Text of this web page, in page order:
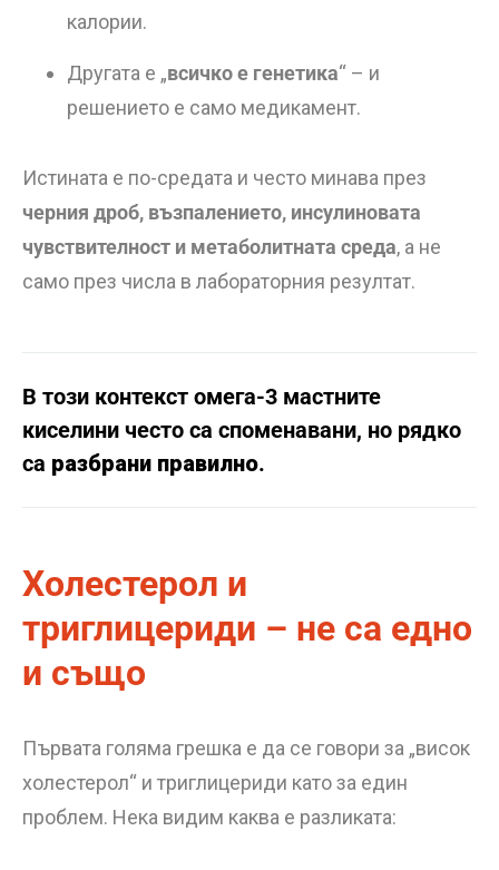
калории.
Другата е „всичко е генетика“ – и
решението е само медикамент.
Истината е по-средата и често минава през
черния дроб, възпалението, инсулиновата
чувствителност и метаболитната среда, а не
само през числа в лабораторния резултат.
В този контекст омега-3 мастните
киселини често са споменавани, но рядко
са разбрани правилно.
Холестерол и
триглицериди – не са едно
и също
Първата голяма грешка е да се говори за „висок
холестерол“ и триглицериди като за един
проблем. Нека видим каква е разликата: